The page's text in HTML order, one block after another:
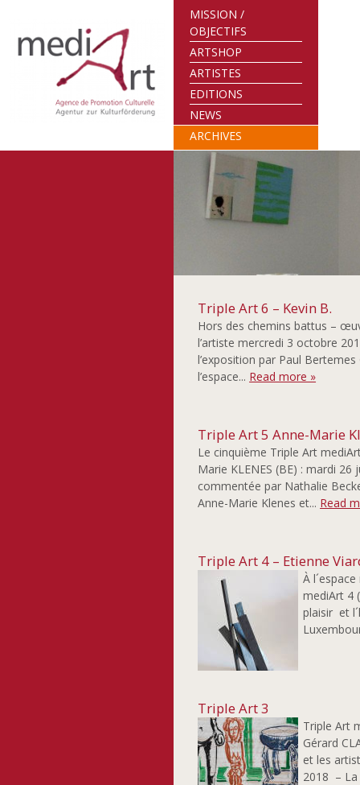
MISSION /
OBJECTIFS
ARTSHOP
ARTISTES
EDITIONS
NEWS
ARCHIVES
Triple Art 6 – Kevin B.
Hors des chemins battus –
l’artiste mercredi 3 octobre
l’exposition par Paul
l’espace... Read more »
Triple Art 5 Anne-Marie
Le cinquième Triple Art
Marie KLENES (BE) : mardi
commentée par Nathalie
Anne-Marie Klenes et... Read
Triple Art 4 – Etienne
À
mediArt 4
plaisir et
Triple Art 3
Triple Art
Gérard
et les
2018 – La